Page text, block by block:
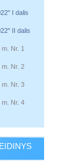
I dalis
II dalis
Nr. 1
Nr. 2
Nr. 3
Nr. 4